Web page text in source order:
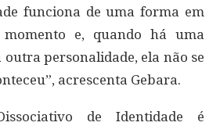
funciona de uma forma em
e, quando há uma
personalidade, ela não se
acrescenta Gebara.
de Identidade é